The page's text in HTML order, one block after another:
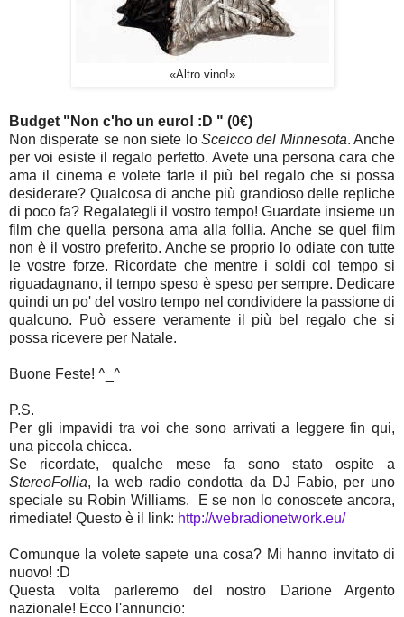
«Altro vino!»
Budget "Non c'ho un euro! :D " (0€)
Non disperate se non siete lo Sceicco del Minnesota. Anche
per voi esiste il regalo perfetto. Avete una persona cara che
ama il cinema e volete farle il più bel regalo che si possa
desiderare? Qualcosa di anche più grandioso delle repliche
di poco fa? Regalategli il vostro tempo! Guardate insieme un
film che quella persona ama alla follia. Anche se quel film
non è il vostro preferito. Anche se proprio lo odiate con tutte
le vostre forze. Ricordate che mentre i soldi col tempo si
riguadagnano, il tempo speso è speso per sempre. Dedicare
quindi un po' del vostro tempo nel condividere la passione di
qualcuno. Può essere veramente il più bel regalo che si
possa ricevere per Natale.
Buone Feste! ^_^
P.S.
Per gli impavidi tra voi che sono arrivati a leggere fin qui,
una piccola chicca.
Se ricordate, qualche mese fa sono stato ospite a
StereoFollia, la web radio condotta da DJ Fabio, per uno
speciale su Robin Williams. E se non lo conoscete ancora,
rimediate! Questo è il link: http://webradionetwork.eu/
Comunque la volete sapete una cosa? Mi hanno invitato di
nuovo! :D
Questa volta parleremo del nostro Darione Argento
nazionale! Ecco l'annuncio: